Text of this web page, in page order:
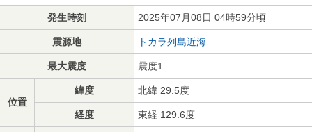
発生時刻 2025年07月08日 04時59分頃
震源地 トカラ列島近海
最大震度 震度1
位置
緯度 北緯 29.5度
経度 東経 129.6度